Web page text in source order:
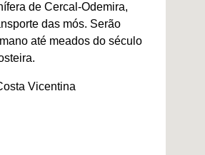
de Cercal-Odemira,
das mós. Serão
até meados do século
Vicentina